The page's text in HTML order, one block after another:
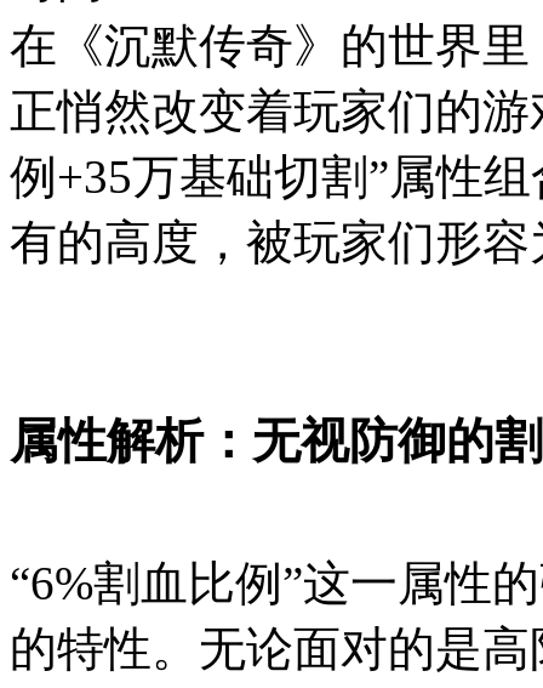
在《沉默传奇》的世界
正悄然改变着玩家们的
例+35万基础切割”属性
有的高度，被玩家们形
属性解析：无视防御的
“6%割血比例”这一属性
的特性。无论面对的是